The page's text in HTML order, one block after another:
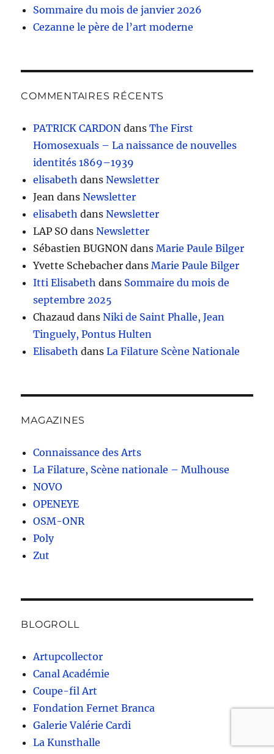
Sommaire du mois de janvier 2026
Cezanne le père de l’art moderne
COMMENTAIRES RÉCENTS
PATRICK CARDON dansThe First
Homosexuals – La naissance de nouvelles
identités 1869–1939
elisabeth dansNewsletter
Jean dansNewsletter
elisabeth dansNewsletter
LAP SO dansNewsletter
Sébastien BUGNON dansMarie Paule Bilger
Yvette Schebacher dansMarie Paule Bilger
Itti Elisabeth dans Sommaire du mois de
septembre 2025
Chazaud dansNiki de Saint Phalle, Jean
Tinguely, Pontus Hulten
Elisabeth dansLa Filature Scène Nationale
MAGAZINES
Connaissance des Arts
La Filature, Scène nationale – Mulhouse
NOVO
OPENEYE
OSM-ONR
Poly
Zut
BLOGROLL
Artupcollector
Canal Académie
Coupe-fil Art
Fondation Fernet Branca
Galerie Valérie Cardi
La Kunsthalle